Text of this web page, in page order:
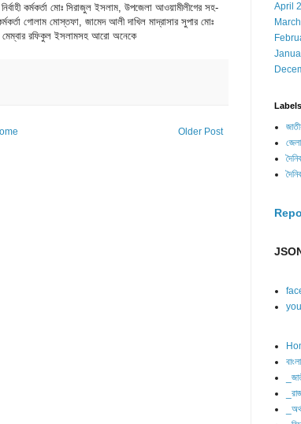
কর্মকর্তা মোঃ সিরাজুল ইসলাম, উপজেলা আওয়ামীলীগের সহ-
গোলাম মোস্তফা, জামেদ আলী দাখিল মাদ্রাসার সুপার মোঃ
মেম্বার রফিকুল ইসলামসহ আরো অনেকে
Older Post
April
Labels